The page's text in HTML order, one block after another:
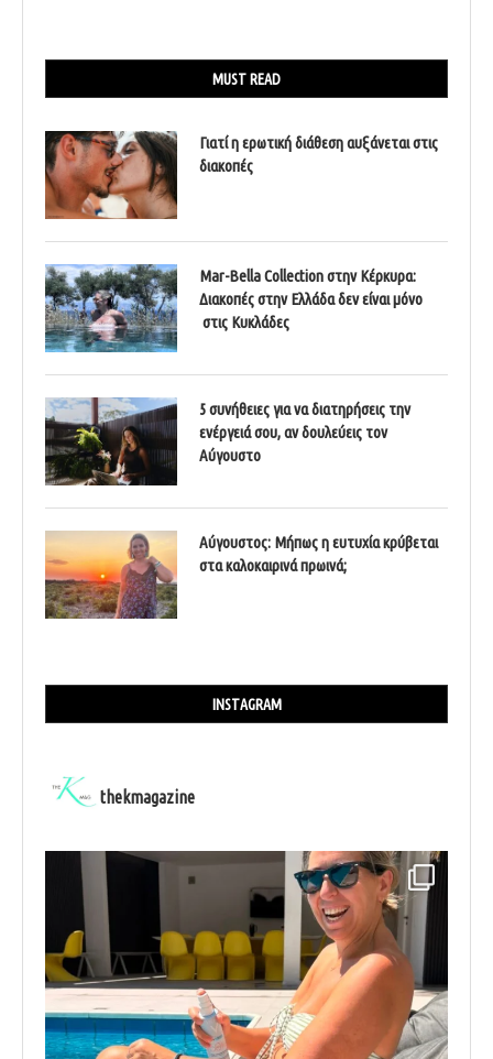
MUST READ
Γιατί η ερωτική διάθεση αυξάνεται στις
διακοπές
Mar-Bella Collection στην Κέρκυρα:
Διακοπές στην Ελλάδα δεν είναι μόνο
στις Κυκλάδες
5 συνήθειες για να διατηρήσεις την
ενέργειά σου, αν δουλεύεις τον
Αύγουστο
Αύγουστος: Μήπως η ευτυχία κρύβεται
στα καλοκαιρινά πρωινά;
INSTAGRAM
thekmagazine